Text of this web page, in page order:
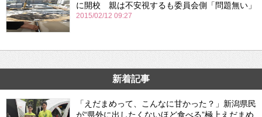
に開校 親は不安視するも委員会側「問題無い」
2015/02/12 09:27
新着記事
「えだまめって、こんなに甘かった？」新潟県民
が“県外に出したくないほど食べる”極上えだまめ